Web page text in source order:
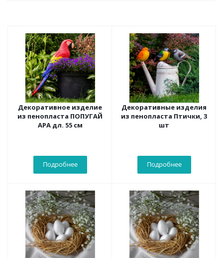
Декоративное изделие
из пенопласта ПОПУГАЙ
АРА дл. 55 см
Подробнее
Декоративные изделия
из пенопласта Птички, 3
шт
Подробнее